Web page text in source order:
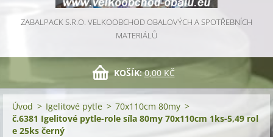
ZABALPACK S.R.O. VELKOOBCHOD OBALOVÝCH A SPOTŘEBNÍCH
MATERIÁLŮ
KOŠÍK: 0,00 KČ
Úvod > Igelitové pytle > 70x110cm 80my >
č.6381 Igelitové pytle-role síla 80my 70x110cm 1ks-5,49 rol
e 25ks černý